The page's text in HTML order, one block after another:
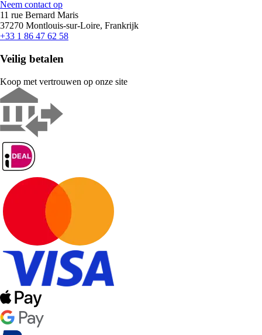
Neem contact op
11 rue Bernard Maris
37270 Montlouis-sur-Loire, Frankrijk
+33 1 86 47 62 58
Veilig betalen
Koop met vertrouwen op onze site